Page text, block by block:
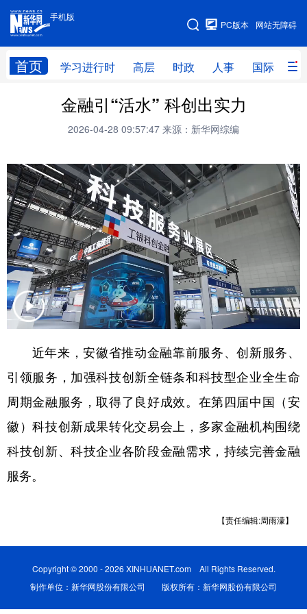
手机版
网站无障碍
PC版本
首页 学习进行时 高层 时政 人事 国际 财
手机版
网站地图
学习进行时 高层 时政
财经 网评
台湾 思客智库 全球连线 教育
科技 科创 量子 体育
文化 书画 健康 军事
访谈 视频 图片
法律 中央文件 金融
食品 人居 信息化 数字经济
学术中国 乡村振兴 银龄 溯源中国
城市 旅游 能源 会展
公益 一带一路 亚太网 上市公司
文化产业
浙江 安徽 福建 江西
金融引“活水” 科创出实力
2026-04-28 09:57:47 来源：新华网综编
近年来，安徽省推动金融靠前服务、创新服务、
引领服务，加强科技创新全链条和科技型企业全生命
周期金融服务，取得了良好成效。在第四届中国（安
徽）科技创新成果转化交易会上，多家金融机构围绕
科技创新、科技企业各阶段金融需求，持续完善金融
服务。
【责任编辑:周雨濛】
Copyright © 2000 - 2026 XINHUANET.com All Rights Reserved.
制作单位：新华网股份有限公司 版权所有：新华网股份有限公司